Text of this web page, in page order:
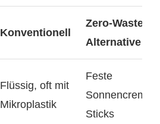
Konventionell
Zero-Waste-
Alternative
Flüssig, oft mit
Mikroplastik
Feste
Sonnencreme-
Sticks